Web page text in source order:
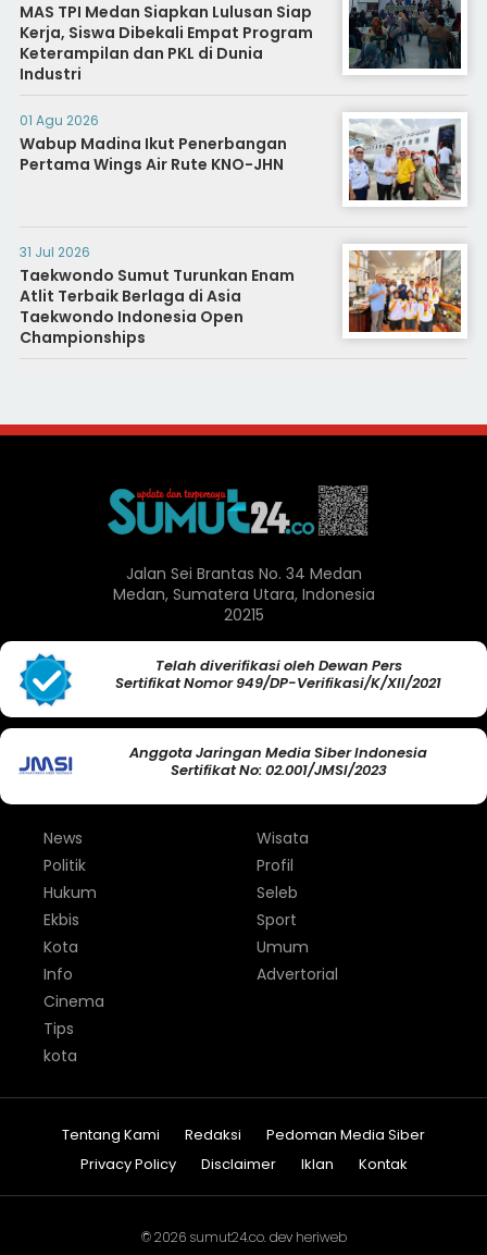
MAS TPI Medan Siapkan Lulusan Siap
Kerja, Siswa Dibekali Empat Program
Keterampilan dan PKL di Dunia
Industri
01 Agu 2026
Wabup Madina Ikut Penerbangan
Pertama Wings Air Rute KNO-JHN
31 Jul 2026
Taekwondo Sumut Turunkan Enam
Atlit Terbaik Berlaga di Asia
Taekwondo Indonesia Open
Championships
Jalan Sei Brantas No. 34 Medan
Medan, Sumatera Utara, Indonesia
20215
Telah diverifikasi oleh Dewan Pers
Sertifikat Nomor 949/DP-Verifikasi/K/XII/2021
Anggota Jaringan Media Siber Indonesia
Sertifikat No: 02.001/JMSI/2023
News
Politik
Hukum
Ekbis
Kota
Info
Wisata
Profil
Seleb
Sport
Umum
Advertorial
Cinema
Tips
kota
Tentang Kami Redaksi
Pedoman Media Siber
Privacy Policy
Disclaimer Iklan Kontak
© 2026 sumut24.co. dev heriweb